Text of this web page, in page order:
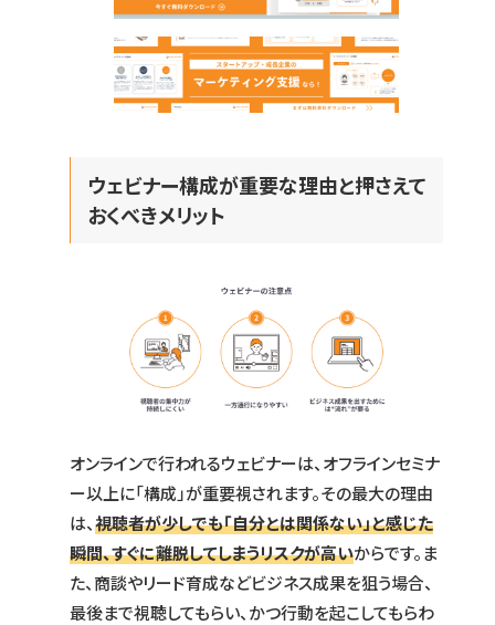
ウェビナー構成が重要な理由と押さえて
おくべきメリット
オンラインで行われるウェビナーは、オフラインセミナ
ー以上に「構成」が重要視されます。その最大の理由
は、視聴者が少しでも「自分とは関係ない」と感じた
瞬間、すぐに離脱してしまうリスクが高いからです。ま
た、商談やリード育成などビジネス成果を狙う場合、
最後まで視聴してもらい、かつ行動を起こしてもらわ